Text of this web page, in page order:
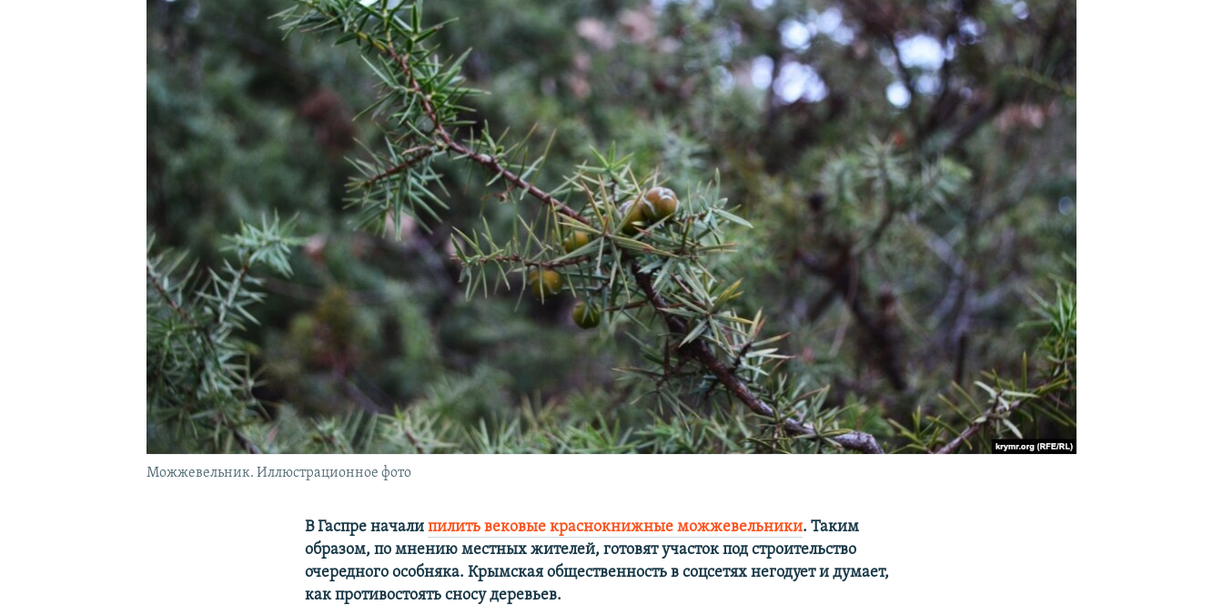
КРЫМ.НЕПОКОРЕННЫЙ
УКРАИНСКАЯ ПРОБЛЕМА КРЫМА
Можжевельник. Иллюстрационное фото
В Гаспре началипилить вековые краснокнижные можжевельники. Таким
образом, по мнению местных жителей, готовят участок под строительство
очередного особняка. Крымская общественность в соцсетях негодует и думает,
как противостоять сносу деревьев.